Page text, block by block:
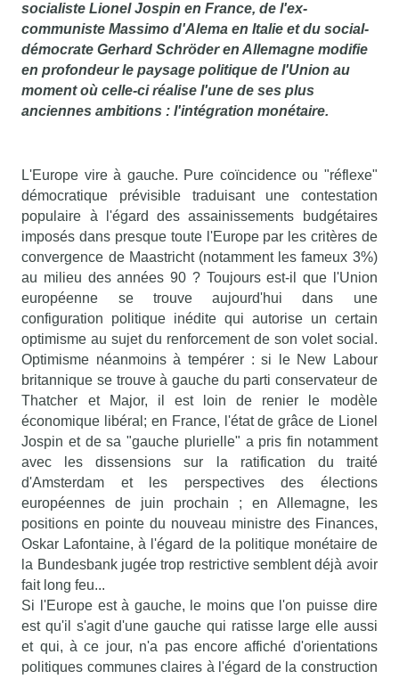
socialiste Lionel Jospin en France, de l'ex-
communiste Massimo d'Alema en Italie et du social-
démocrate Gerhard Schröder en Allemagne modifie
en profondeur le paysage politique de l'Union au
moment où celle-ci réalise l'une de ses plus
anciennes ambitions : l'intégration monétaire.
L'Europe vire à gauche. Pure coïncidence ou "réflexe"
démocratique prévisible traduisant une contestation
populaire à l'égard des assainissements budgétaires
imposés dans presque toute l'Europe par les critères de
convergence de Maastricht (notamment les fameux 3%)
au milieu des années 90 ? Toujours est-il que l'Union
européenne se trouve aujourd'hui dans une
configuration politique inédite qui autorise un certain
optimisme au sujet du renforcement de son volet social.
Optimisme néanmoins à tempérer : si le New Labour
britannique se trouve à gauche du parti conservateur de
Thatcher et Major, il est loin de renier le modèle
économique libéral; en France, l'état de grâce de Lionel
Jospin et de sa "gauche plurielle" a pris fin notamment
avec les dissensions sur la ratification du traité
d'Amsterdam et les perspectives des élections
européennes de juin prochain ; en Allemagne, les
positions en pointe du nouveau ministre des Finances,
Oskar Lafontaine, à l'égard de la politique monétaire de
la Bundesbank jugée trop restrictive semblent déjà avoir
fait long feu...
Si l'Europe est à gauche, le moins que l'on puisse dire
est qu'il s'agit d'une gauche qui ratisse large elle aussi
et qui, à ce jour, n'a pas encore affiché d'orientations
politiques communes claires à l'égard de la construction